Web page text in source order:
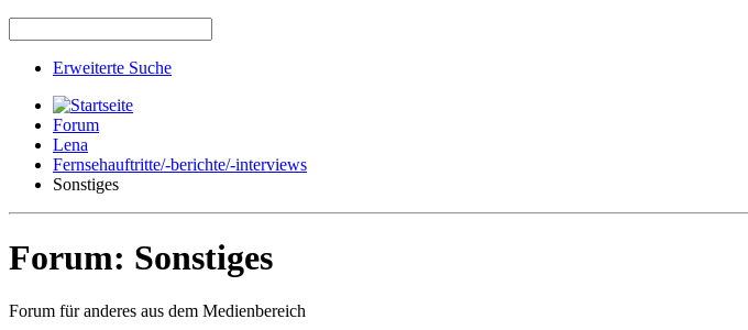
Erweiterte Suche
Forum
Lena
Fernsehauftritte/-berichte/-interviews
Sonstiges
Forum: Sonstiges
Forum für anderes aus dem Medienbereich